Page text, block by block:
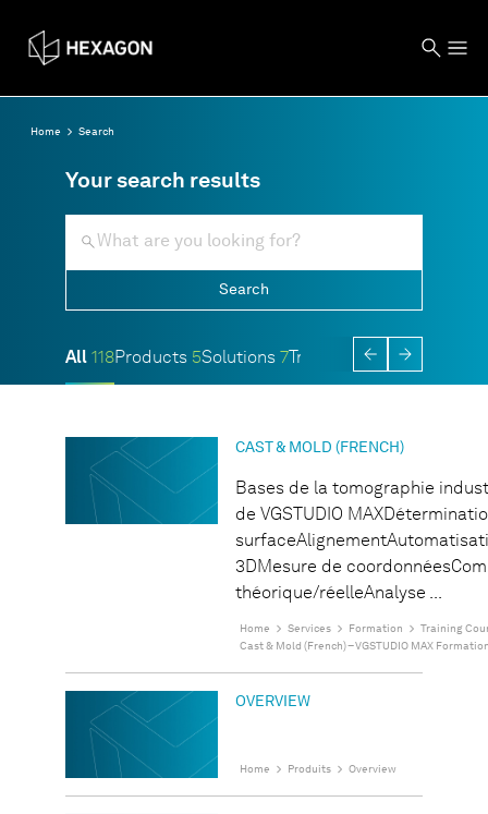
Home Search
Your search results
Search
All 118Products 5Solutions 7 Trainings 8Blog
CAST & MOLD (FRENCH)
Bases de la tomographie
de VGSTUDIO
3DMesure de
théorique/réelleAnalyse ...
Home Services Formation
Training
Cast & Mold (French) – VGSTUDIO MAX
OVERVIEW
Home Produits Overview